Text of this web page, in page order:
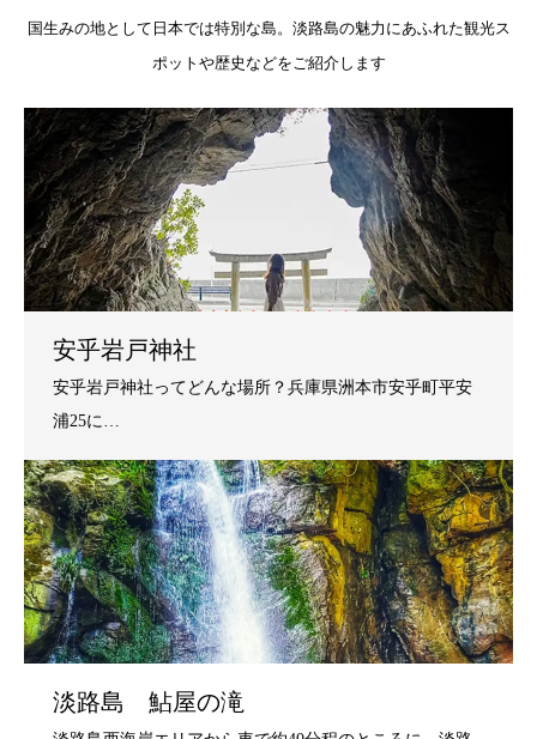
国生みの地として日本では特別な島。淡路島の魅力にあふれた観光ス
ポットや歴史などをご紹介します
安乎岩戸神社
淡路島 鮎屋の滝